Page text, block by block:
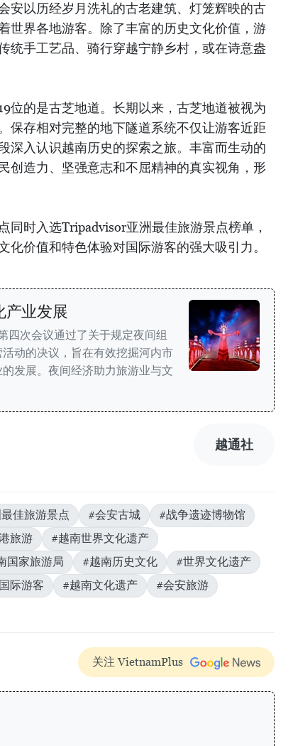
安以历经岁月洗礼的古老建筑、灯笼辉映的古
世界各地游客。除了丰富的历史文化价值，游
统手工艺品、骑行穿越宁静乡村，或在诗意盎
位的是古芝地道。长期以来，古芝地道被视为
保存相对完整的地下隧道系统不仅让游客近距
深入认识越南历史的探索之旅。丰富而生动的
创造力、坚强意志和不屈精神的真实视角，形
同时入选Tripadvisor亚洲最佳旅游景点榜单，
化价值和特色体验对国际游客的强大吸引力。
产业发展
四次会议通过了关于规定夜间组
动的决议，旨在有效挖掘河内市
发展。夜间经济助力旅游业与文
越通社
佳旅游景点 #会安古城
#战争遗迹博物馆
旅游
#越南世界文化遗产
国家旅游局 #越南历史文化
#世界文化遗产
际游客 #越南文化遗产
#会安旅游
关注 VietnamPlus